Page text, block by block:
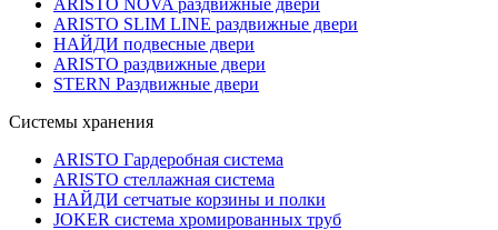
ARISTO NOVA раздвижные двери
ARISTO SLIM LINE раздвижные двери
НАЙДИ подвесные двери
ARISTO раздвижные двери
STERN Раздвижные двери
Системы хранения
ARISTO Гардеробная система
ARISTO стеллажная система
НАЙДИ сетчатые корзины и полки
JOKER система хромированных труб